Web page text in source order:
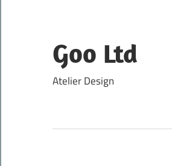
content
Goo Ltd
Atelier Design